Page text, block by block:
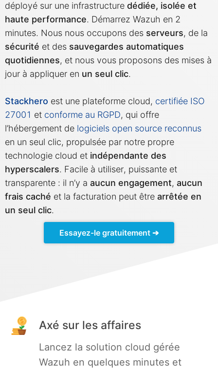
Mercure-Hub
MinIO
Mosquitto
MySQL
Nextcloud
NocoDB
Node-RED
Node.js
PostgreSQL
déployé sur une infrastructure dédiée, isolée et
haute performance. Démarrez Wazuh en 2
minutes. Nous nous occupons des serveurs, de la
sécurité et des sauvegardes automatiques
quotidiennes, et nous vous proposons des mises à
jour à appliquer en un seul clic.
Stackhero est une plateforme cloud, certifiée ISO
27001 et conforme au RGPD, qui offre
l’hébergement de logiciels open source reconnus
en un seul clic, propulsée par notre propre
technologie cloud et indépendante des
hyperscalers. Facile à utiliser, puissante et
transparente : il n’y a aucun engagement, aucun
frais caché et la facturation peut être arrêtée en
un seul clic.
Essayez-le gratuitement ➔
Axé sur les affaires
Lancez la solution cloud gérée
Wazuh en quelques minutes et